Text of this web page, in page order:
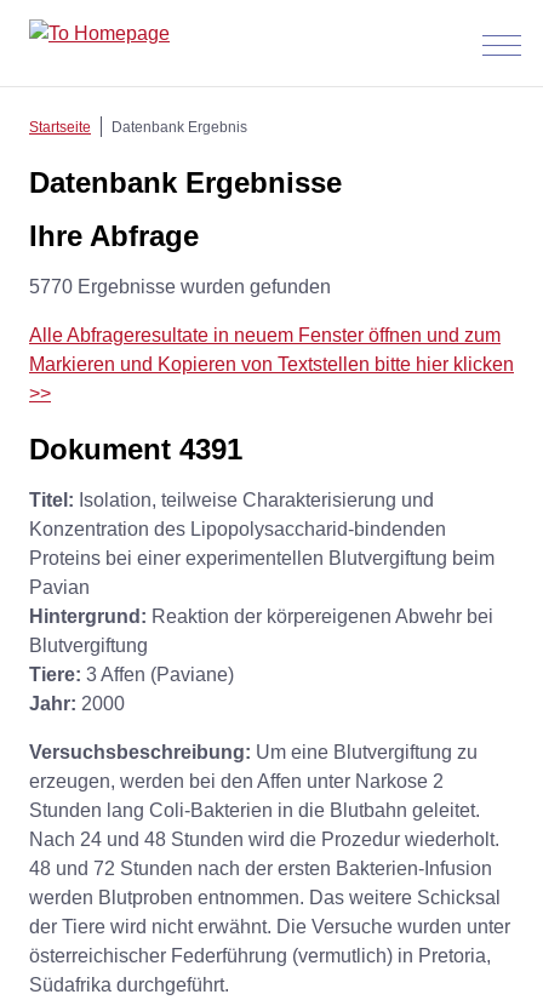
Menü
Startseite Datenbank Ergebnis
Datenbank Ergebnisse
Ihre Abfrage
5770 Ergebnisse wurden gefunden
Alle Abfrageresultate in neuem Fenster öffnen und zum
Markieren und Kopieren von Textstellen bitte hier klicken
>>
Dokument 4391
Titel: Isolation, teilweise Charakterisierung und
Konzentration des Lipopolysaccharid-bindenden
Proteins bei einer experimentellen Blutvergiftung beim
Pavian
Hintergrund: Reaktion der körpereigenen Abwehr bei
Blutvergiftung
Tiere: 3 Affen (Paviane)
Jahr: 2000
Versuchsbeschreibung: Um eine Blutvergiftung zu
erzeugen, werden bei den Affen unter Narkose 2
Stunden lang Coli-Bakterien in die Blutbahn geleitet.
Nach 24 und 48 Stunden wird die Prozedur wiederholt.
48 und 72 Stunden nach der ersten Bakterien-Infusion
werden Blutproben entnommen. Das weitere Schicksal
der Tiere wird nicht erwähnt. Die Versuche wurden unter
österreichischer Federführung (vermutlich) in Pretoria,
Südafrika durchgeführt.